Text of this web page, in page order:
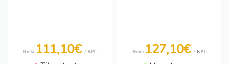
Hinta 111,10€ / KPL Hinta 127,10€ / KPL